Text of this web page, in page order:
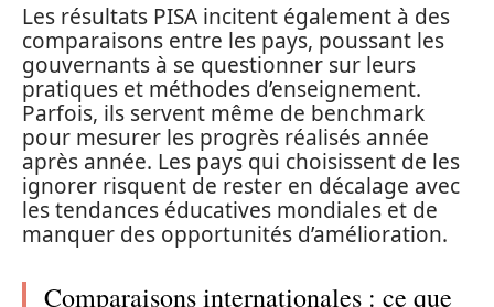
Les résultats PISA incitent également à des
comparaisons entre les pays, poussant les
gouvernants à se questionner sur leurs
pratiques et méthodes d’enseignement.
Parfois, ils servent même de benchmark
pour mesurer les progrès réalisés année
après année. Les pays qui choisissent de les
ignorer risquent de rester en décalage avec
les tendances éducatives mondiales et de
manquer des opportunités d’amélioration.
Comparaisons internationales : ce que